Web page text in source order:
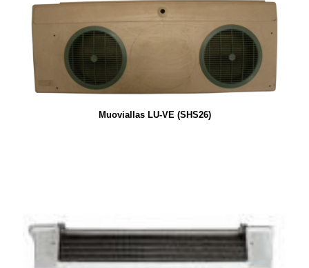
Muoviallas LU-VE (SHS26)